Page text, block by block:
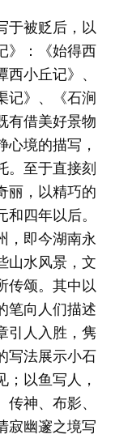
被贬后，以
》：《始得西
小丘记》、
记》、《石涧
有借美好景物
心境的描写，
。至于直接刻
丽，以精巧的
四年以后。
，即今湖南永
山水风景，文
传颂。其中以
笔向人们描述
引人入胜，隽
写法展示小石
；以鱼写人，
神、布影、
寂幽邃之境写